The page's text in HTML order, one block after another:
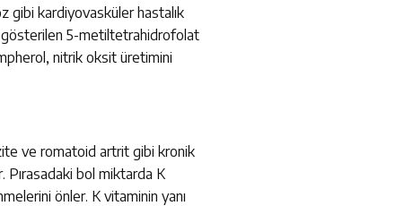
gibi kardiyovasküler hastalık
gösterilen 5-metiltetrahidrofolat
nitrik oksit üretimini
ve romatoid artrit gibi kronik
Pırasadaki bol miktarda K
önler. K vitaminin yanı